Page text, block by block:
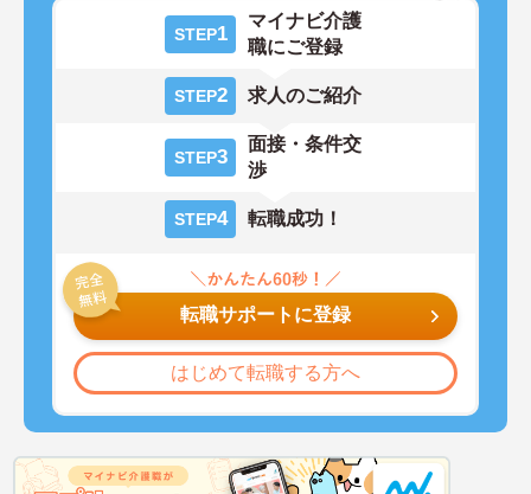
STEP1
マイナビ介護
職にご登録
STEP2 求人のご紹介
STEP3
面接・条件交
渉
STEP4 転職成功！
転職サポートに登録
はじめて転職する方へ